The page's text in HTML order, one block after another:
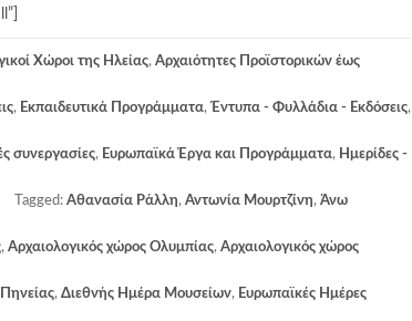
Χώροι της Ηλείας, Αρχαιότητες Προϊστορικών έως
, Εκπαιδευτικά Προγράμματα, Έντυπα - Φυλλάδια - Εκδόσεις,
συνεργασίες, Ευρωπαϊκά Έργα και Προγράμματα, Ημερίδες -
Tagged: Αθανασία Ράλλη, Αντωνία Μουρτζίνη, Άνω
, Αρχαιολογικός χώρος Ολυμπίας, Αρχαιολογικός χώρος
, Διεθνής Ημέρα Μουσείων, Ευρωπαϊκές Ημέρες